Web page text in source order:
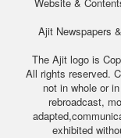
Ajit Newspapers
The Ajit logo is
All rights reserved.
not in whole or
rebroadcast,
exhibited